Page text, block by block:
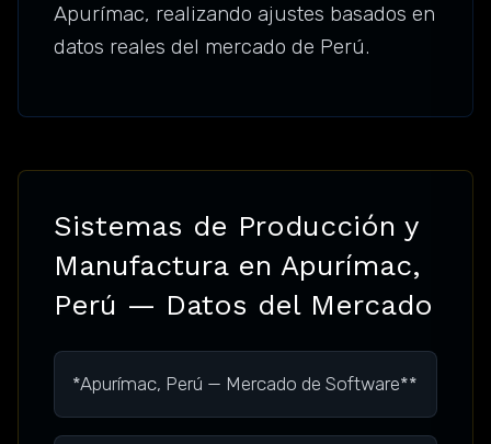
Apurímac, realizando ajustes basados en
datos reales del mercado de Perú.
Sistemas de Producción y
Manufactura en Apurímac,
Perú — Datos del Mercado
*Apurímac, Perú — Mercado de Software**